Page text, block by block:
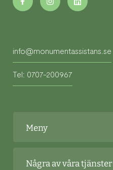
info@monumentassistans.se
Tel: 0707-200967
Meny
Några av våra tjänster